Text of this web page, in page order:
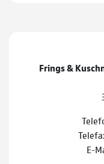
Frings &
E-